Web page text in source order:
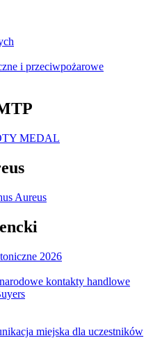
i przeciwpożarowe
MEDAL
Aureus
2026
kontakty handlowe
miejska dla uczestników